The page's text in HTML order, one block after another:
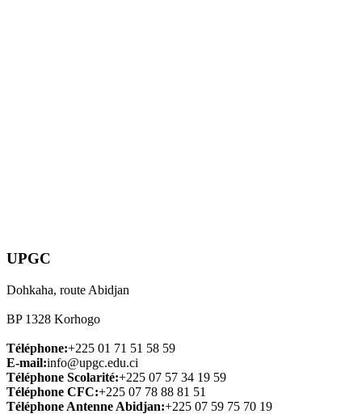
UPGC
Dohkaha, route Abidjan
BP 1328 Korhogo
Téléphone:+225 01 71 51 58 59
E-mail:info@upgc.edu.ci
Téléphone Scolarité:+225 07 57 34 19 59
Téléphone CFC:+225 07 78 88 81 51
Téléphone Antenne Abidjan:+225 07 59 75 70 19